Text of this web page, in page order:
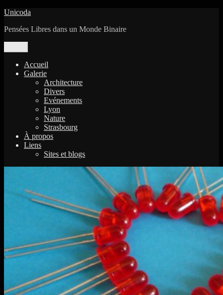
Aller
contenu
Unicoda
Pensées Libres dans un Monde Binaire
Accueil
Galerie
Architecture
Divers
Evénements
Lyon
Nature
Strasbourg
À propos
Liens
Sites et blogs